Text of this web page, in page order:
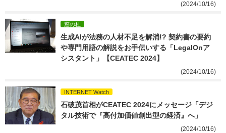
(2024/10/16)
窓の杜
生成AIが法務の人材不足を解消!? 契約書の要約
や専門用語の解説をお手伝いする「LegalOnア
シスタント」【CEATEC 2024】
(2024/10/16)
INTERNET Watch
石破茂首相がCEATEC 2024にメッセージ「デジ
タル技術で『高付加価値創出型の経済』へ」
(2024/10/16)